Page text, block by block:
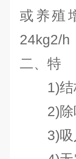
或养殖
24kg2/h
二、特
1)结构
2)除吸
3)吸入